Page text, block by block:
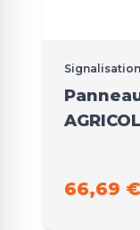
66,69